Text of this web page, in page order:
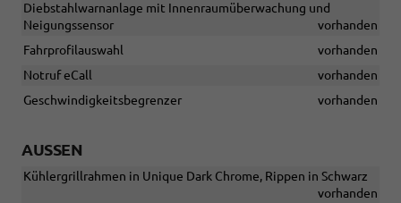
Diebstahlwarnanlage mit Innenraumüberwachung und
Neigungssensor
vorhanden
Fahrprofilauswahl
vorhanden
Notruf eCall
vorhanden
Geschwindigkeitsbegrenzer
vorhanden
AUSSEN
Kühlergrillrahmen in Unique Dark Chrome, Rippen in Schwarz
vorhanden